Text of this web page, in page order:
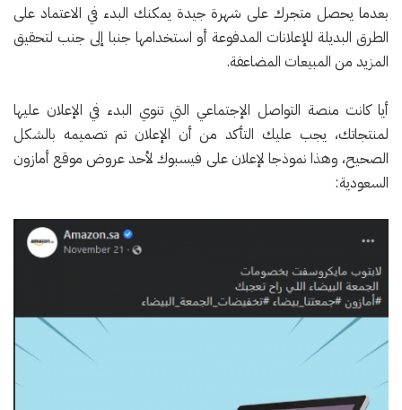
بعدما يحصل متجرك على شهرة جيدة يمكنك البدء في الاعتماد على
الطرق البديلة للإعلانات المدفوعة أو استخدامها جنبا إلى جنب لتحقيق
المزيد من المبيعات المضاعفة.
أيا كانت منصة التواصل الإجتماعي التي تنوي البدء في الإعلان عليها
لمنتجاتك، يجب عليك التأكد من أن الإعلان تم تصميمه بالشكل
الصحيح، وهذا نموذجا لإعلان على فيسبوك لأحد عروض موقع أمازون
السعودية: